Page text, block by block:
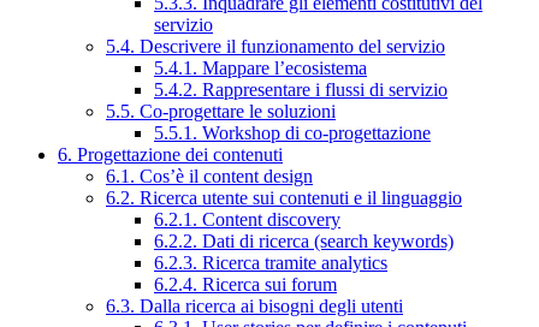
servizio
5.4. Descrivere il funzionamento del servizio
5.4.1. Mappare l’ecosistema
5.4.2. Rappresentare i flussi di servizio
5.5. Co-progettare le soluzioni
5.5.1. Workshop di co-progettazione
6. Progettazione dei contenuti
6.1. Cos’è il content design
6.2. Ricerca utente sui contenuti e il linguaggio
6.2.1. Content discovery
6.2.2. Dati di ricerca (search keywords)
6.2.3. Ricerca tramite analytics
6.2.4. Ricerca sui forum
6.3. Dalla ricerca ai bisogni degli utenti